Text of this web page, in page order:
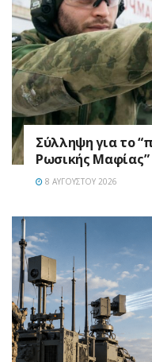
Σύλληψη για το
Ρωσικής Μαφίας”
8 ΑΥΓΟΎΣΤΟΥ 2026